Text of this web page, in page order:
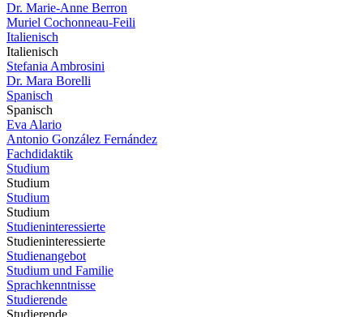
Dr. Marie-Anne Berron
Muriel Cochonneau-Feili
Italienisch
Italienisch
Stefania Ambrosini
Dr. Mara Borelli
Spanisch
Spanisch
Eva Alario
Antonio González Fernández
Fachdidaktik
Studium
Studium
Studium
Studium
Studieninteressierte
Studieninteressierte
Studienangebot
Studium und Familie
Sprachkenntnisse
Studierende
Studierende